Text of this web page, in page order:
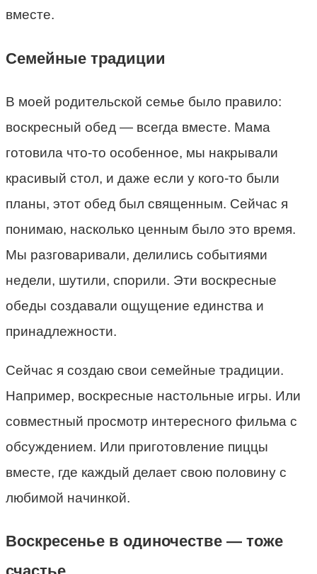
вместе.
Семейные традиции
В моей родительской семье было правило:
воскресный обед — всегда вместе. Мама
готовила что-то особенное, мы накрывали
красивый стол, и даже если у кого-то были
планы, этот обед был священным. Сейчас я
понимаю, насколько ценным было это время.
Мы разговаривали, делились событиями
недели, шутили, спорили. Эти воскресные
обеды создавали ощущение единства и
принадлежности.
Сейчас я создаю свои семейные традиции.
Например, воскресные настольные игры. Или
совместный просмотр интересного фильма с
обсуждением. Или приготовление пиццы
вместе, где каждый делает свою половину с
любимой начинкой.
Воскресенье в одиночестве — тоже